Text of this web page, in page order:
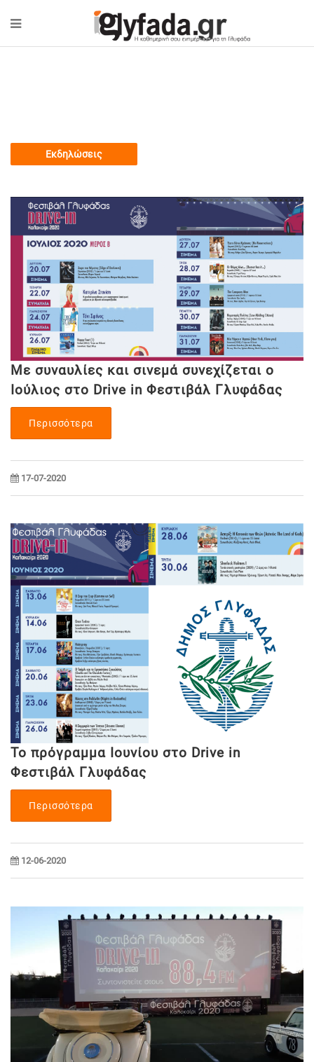
Εκδηλώσεις
Με συναυλίες και σινεμά συνεχίζεται ο
Ιούλιος στο Drive in Φεστιβάλ Γλυφάδας
Περισσότερα
17-07-2020
Το πρόγραμμα Ιουνίου στο Drive in
Φεστιβάλ Γλυφάδας
Περισσότερα
12-06-2020